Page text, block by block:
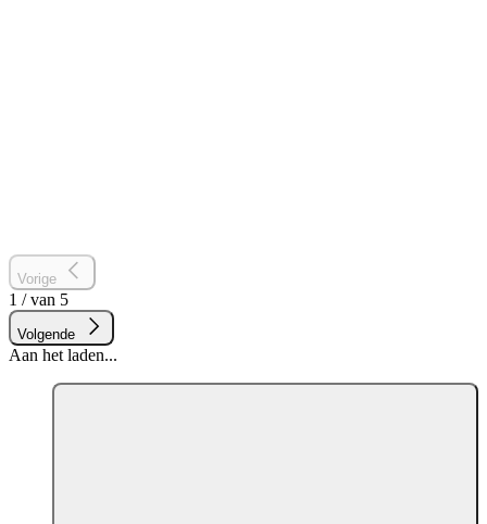
Vorige
1 /van 5
Volgende
Aan het laden...